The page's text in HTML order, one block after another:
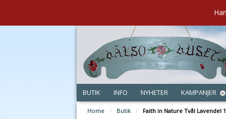
BUTIK INFO NYHETER KAMPANJER
Home / Butik / Faith in Nature Tvål Lavendel